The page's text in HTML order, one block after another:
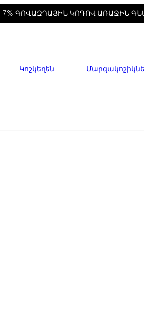
-7% ԳՈՎԱԶԴԱՅԻՆ ԿՈԴՈՎ ԱՌԱՋԻՆ
Կոշկեղեն